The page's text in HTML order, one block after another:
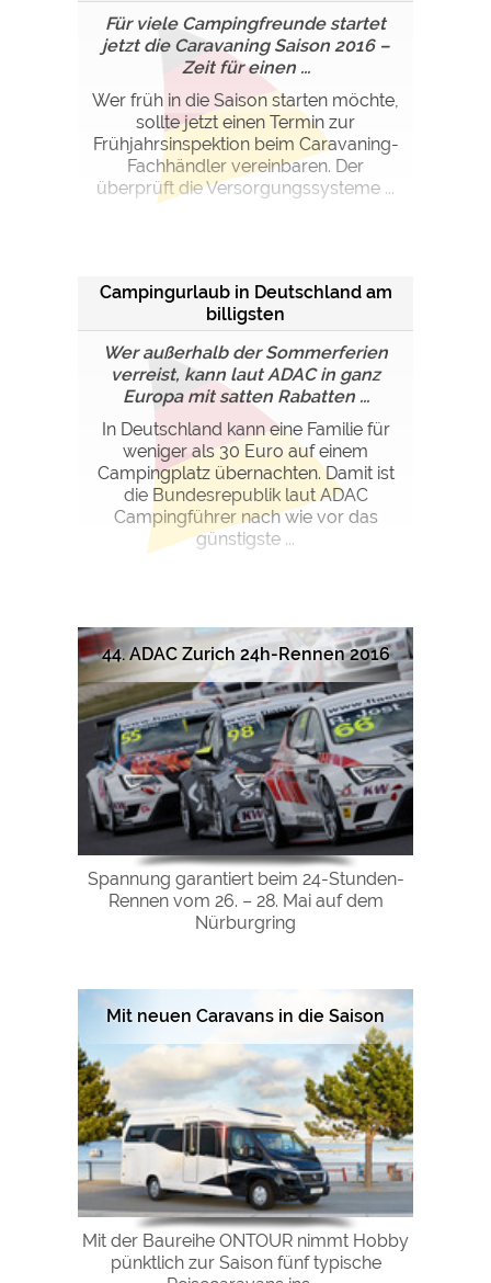
Für viele Campingfreunde startet
jetzt die Caravaning Saison 2016 –
Zeit für einen ...
Wer früh in die Saison starten möchte,
sollte jetzt einen Termin zur
Frühjahrsinspektion beim Caravaning-
Fachhändler vereinbaren. Der
überprüft die Versorgungssysteme ...
Campingurlaub in Deutschland am
billigsten
Wer außerhalb der Sommerferien
verreist, kann laut ADAC in ganz
Europa mit satten Rabatten ...
In Deutschland kann eine Familie für
weniger als 30 Euro auf einem
Campingplatz übernachten. Damit ist
die Bundesrepublik laut ADAC
Campingführer nach wie vor das
günstigste ...
44. ADAC Zurich 24h-Rennen 2016
Spannung garantiert beim 24-Stunden-
Rennen vom 26. – 28. Mai auf dem
Nürburgring
Mit neuen Caravans in die Saison
Mit der Baureihe ONTOUR nimmt Hobby
pünktlich zur Saison fünf typische